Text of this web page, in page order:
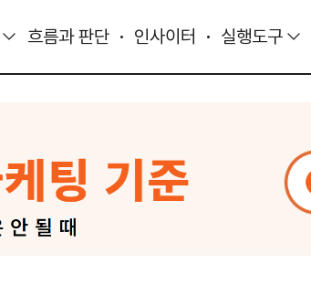
흐름과 판단 인사이터 실행도구